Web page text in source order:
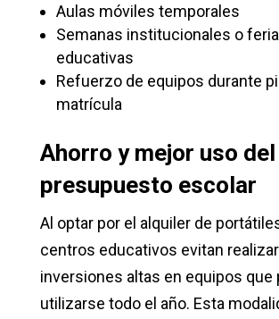
Aulas móviles temporales
Semanas institucionales o
educativas
Refuerzo de equipos durante
matrícula
Ahorro y mejor uso del
presupuesto escolar
Al optar por el alquiler de
centros educativos evitan realizar
inversiones altas en equipos que
utilizarse todo el año. Esta